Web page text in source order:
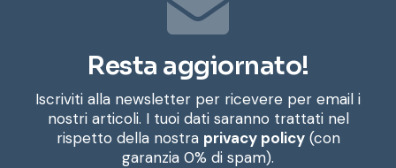
Resta aggiornato!
Iscriviti alla newsletter per ricevere per email i
nostri articoli. I tuoi dati saranno trattati nel
rispetto della nostra privacy policy(con
garanzia 0% di spam).